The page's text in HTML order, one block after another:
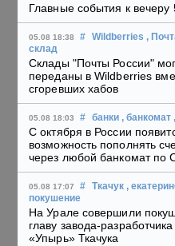
Главные события к вечеру
05.08 18:38 # Wildberries ,
склад
Склады "Почты России"
переданы в Wildberries
сгоревших хабов
05.08 18:03 # банки , банкомат
С октября в России
возможность пополнять
через любой банкомат по
05.08 17:07 # Ткачук ,
покушение
На Урале совершили
главу завода-
«Упырь» Ткачука